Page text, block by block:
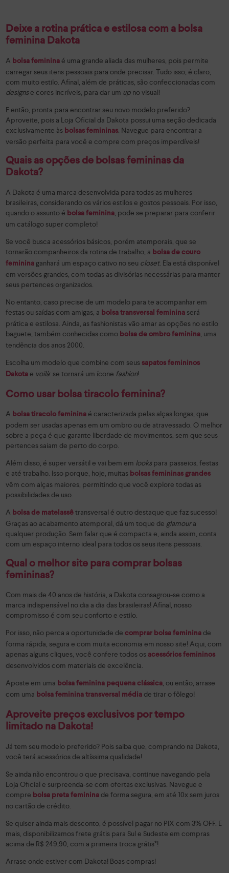
Deixe a rotina prática e estilosa com a bolsa
feminina Dakota
A bolsa feminina é uma grande aliada das mulheres, pois permite
carregar seus itens pessoais para onde precisar. Tudo isso, é claro,
com muito estilo. Afinal, além de práticas, são confeccionadas com
designse cores incríveis, para dar um up no visual!
E então, pronta para encontrar seu novo modelo preferido?
Aproveite, pois a Loja Oficial da Dakota possui uma seção dedicada
exclusivamente às bolsas femininas. Navegue para encontrar a
versão perfeita para você e compre com preços imperdíveis!
Quais as opções de bolsas femininas da
Dakota?
A Dakota é uma marca desenvolvida para todas as mulheres
brasileiras, considerando os vários estilos e gostos pessoais. Por isso,
quando o assunto é bolsa feminina, pode se preparar para conferir
um catálogo super completo!
Se você busca acessórios básicos, porém atemporais, que se
tornarão companheiros da rotina de trabalho, a bolsa de couro
feminina ganhará um espaço cativo no seu closet. Ela está disponível
em versões grandes, com todas as divisórias necessárias para manter
seus pertences organizados.
No entanto, caso precise de um modelo para te acompanhar em
festas ou saídas com amigas, a bolsa transversal feminina será
prática e estilosa. Ainda, as fashionistas vão amar as opções no estilo
baguete, também conhecidas como bolsa de ombro feminina, uma
tendência dos anos 2000.
Escolha um modelo que combine com seus sapatos femininos
Dakota e voilà: se tornará um ícone fashion!
Como usar bolsa tiracolo feminina?
A bolsa tiracolo feminina é caracterizada pelas alças longas, que
podem ser usadas apenas em um ombro ou de atravessado. O melhor
sobre a peça é que garante liberdade de movimentos, sem que seus
pertences saiam de perto do corpo.
Além disso, é super versátil e vai bem em lookspara passeios, festas
e até trabalho. Isso porque, hoje, muitas bolsas femininas grandes
vêm com alças maiores, permitindo que você explore todas as
possibilidades de uso.
A bolsa de matelassê transversal é outro destaque que faz sucesso!
Graças ao acabamento atemporal, dá um toque de glamoura
qualquer produção. Sem falar que é compacta e, ainda assim, conta
com um espaço interno ideal para todos os seus itens pessoais.
Qual o melhor site para comprar bolsas
femininas?
Com mais de 40 anos de história, a Dakota consagrou-se como a
marca indispensável no dia a dia das brasileiras! Afinal, nosso
compromisso é com seu conforto e estilo.
Por isso, não perca a oportunidade decomprar bolsa feminina de
forma rápida, segura e com muita economia em nosso site! Aqui, com
apenas alguns cliques, você confere todos os acessórios femininos
desenvolvidos com materiais de excelência.
Aposte em uma bolsa feminina pequena clássica, ou então, arrase
com uma bolsa feminina transversal média de tirar o fôlego!
Aproveite preços exclusivos por tempo
limitado na Dakota!
Já tem seu modelo preferido? Pois saiba que, comprando na Dakota,
você terá acessórios de altíssima qualidade!
Se ainda não encontrou o que precisava, continue navegando pela
Loja Oficial e surpreenda-se com ofertas exclusivas. Navegue e
compre bolsa preta feminina de forma segura, em até 10x sem juros
no cartão de crédito.
Se quiser ainda mais desconto, é possível pagar no PIX com 3% OFF. E
mais, disponibilizamos frete grátis para Sul e Sudeste em compras
acima de R$ 249,90, com a primeira troca grátis*!
Arrase onde estiver com Dakota! Boas compras!